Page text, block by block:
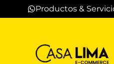
Productos &